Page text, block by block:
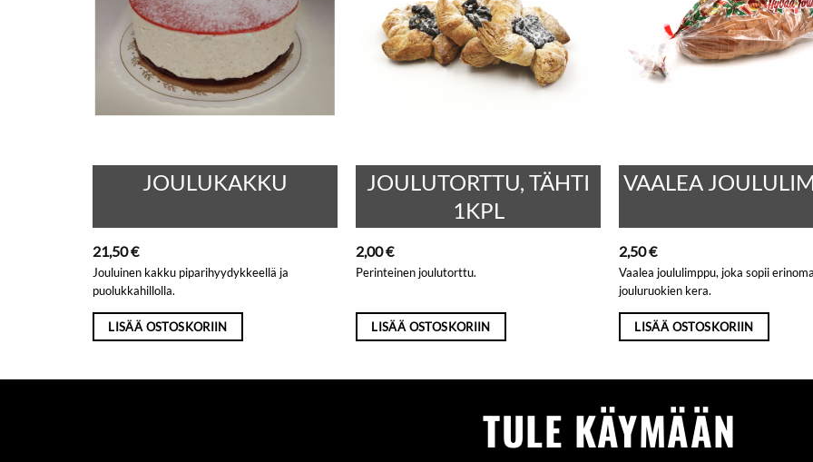
JOULUKAKKU
21,50€
Jouluinen kakku piparihyydykkeellä ja
puolukkahillolla.
LISÄÄ OSTOSKORIIN
JOULUTORTTU, TÄHTI
1KPL
2,00€
Perinteinen joulutorttu.
LISÄÄ OSTOSKORIIN
VAALEA
2,50€
Vaalea joululimppu, joka sopii
jouluruokien kera.
LISÄÄ OSTOSKORIIN
TULE KÄYMÄÄN